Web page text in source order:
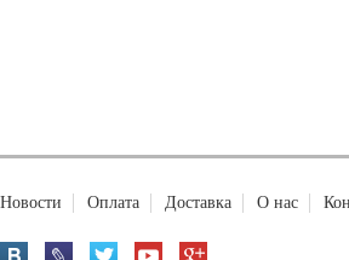
Новости Оплата Доставка О нас